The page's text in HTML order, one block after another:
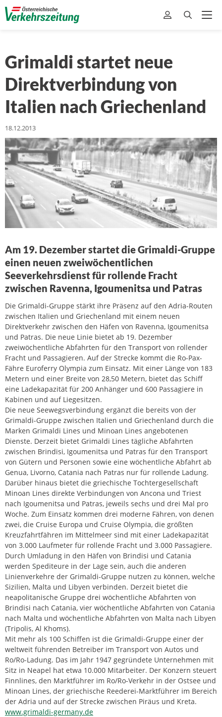
Grimaldi startet neue
Direktverbindung von
Italien nach Griechenland
18.12.2013
Am 19. Dezember startet die Grimaldi-Gruppe
einen neuen zweiwöchentlichen
Seeverkehrsdienst für rollende Fracht
zwischen Ravenna, Igoumenitsa und Patras
Die Grimaldi-Gruppe stärkt ihre Präsenz auf den Adria-Routen
zwischen Italien und Griechenland mit einem neuen
Direktverkehr zwischen den Häfen von Ravenna, Igoumenitsa
und Patras. Die neue Linie bietet ab 19. Dezember
zweiwöchentliche Abfahrten für den Transport von rollender
Fracht und Passagieren. Auf der Strecke kommt die Ro-Pax-
Fähre Euroferry Olympia zum Einsatz. Mit einer Länge von 183
Metern und einer Breite von 28,50 Metern, bietet das Schiff
eine Ladekapazität für 200 Anhänger und 600 Passagiere in
Kabinen und auf Liegesitzen.
Die neue Seewegsverbindung ergänzt die bereits von der
Grimaldi-Gruppe zwischen Italien und Griechenland durch die
Marken Grimaldi Lines und Minoan Lines angebotenen
Dienste. Derzeit bietet Grimaldi Lines tägliche Abfahrten
zwischen Brindisi, Igoumenitsa und Patras für den Transport
von Gütern und Personen sowie eine wöchentliche Abfahrt ab
Genua, Livorno, Catania nach Patras nur für rollende Ladung.
Darüber hinaus bietet die griechische Tochtergesellschaft
Minoan Lines direkte Verbindungen von Ancona und Triest
nach Igoumenitsa und Patras, jeweils sechs und drei Mal pro
Woche. Zum Einsatz kommen drei moderne Fähren, von denen
zwei, die Cruise Europa und Cruise Olympia, die größten
Kreuzfahrtfähren im Mittelmeer sind mit einer Ladekapazität
von 3.000 Laufmeter für rollende Fracht und 3.000 Passagiere.
Durch Umladung in den Häfen von Brindisi und Catania
werden Spediteure in der Lage sein, auch die anderen
Linienverkehre der Grimaldi-Gruppe nutzen zu können, welche
Sizilien, Malta und Libyen verbinden. Derzeit bietet die
neapolitanische Gruppe drei wöchentliche Abfahrten von
Brindisi nach Catania, vier wöchentliche Abfahrten von Catania
nach Malta und wöchentliche Abfahrten von Malta nach Libyen
(Tripolis, Al Khoms).
Mit mehr als 100 Schiffen ist die Grimaldi-Gruppe einer der
weltweit führenden Betreiber im Transport von Autos und
Ro/Ro-Ladung. Das im Jahr 1947 gegründete Unternehmen mit
Sitz in Neapel hat etwa 10.000 Mitarbeiter. Der Konzern steuert
Finnlines, den Marktführer im Ro/Ro-Verkehr in der Ostsee und
Minoan Lines, der griechische Reederei-Marktführer im Bereich
der Adria und auf der Strecke zwischen Piräus und Kreta.
www.grimaldi-germany.de